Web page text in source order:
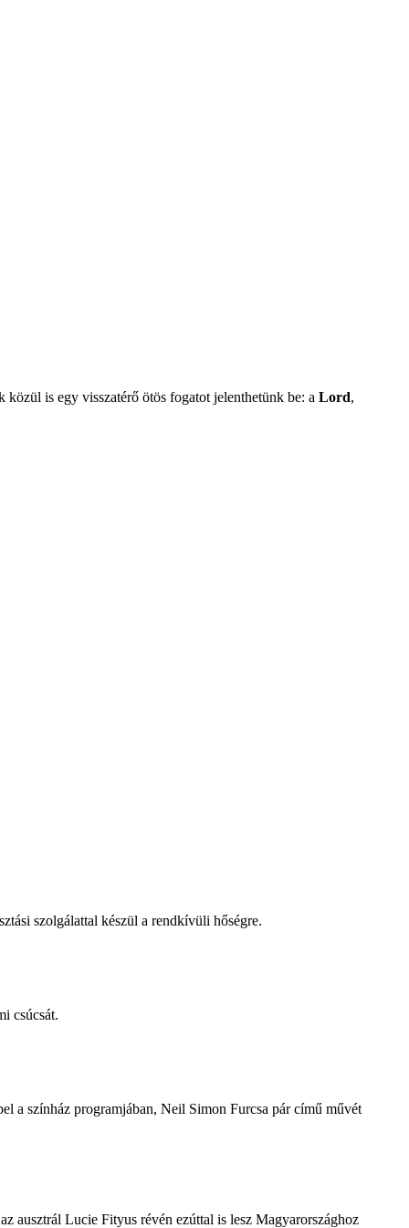
is egy visszatérő ötös fogatot jelenthetünk be: a Lord,
szolgálattal készül a rendkívüli hőségre.
csúcsát.
a színház programjában, Neil Simon Furcsa pár című művét
ausztrál Lucie Fityus révén ezúttal is lesz Magyarországhoz